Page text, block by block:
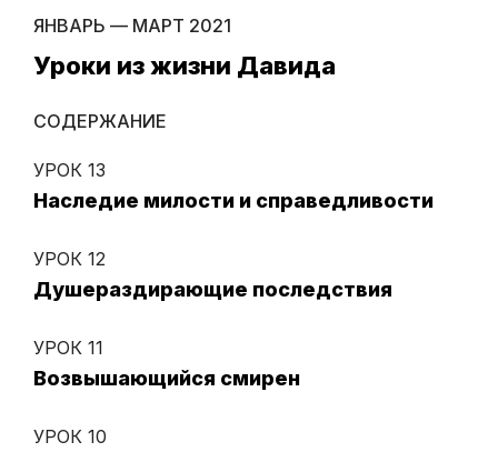
ЯНВАРЬ — МАРТ 2021
Уроки из жизни Давида
СОДЕРЖАНИЕ
УРОК 13
Наследие милости и справедливости
УРОК 12
Душераздирающие последствия
УРОК 11
Возвышающийся смирен
УРОК 10